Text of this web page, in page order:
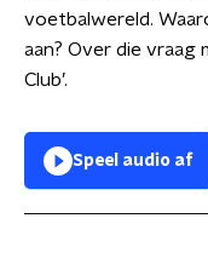
voetbalwereld.
aan? Over die vraag
Club’.
Speel audio af